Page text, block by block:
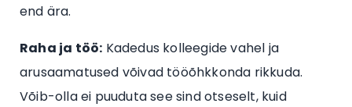
end ära.
Raha ja töö: Kadedus kolleegide vahel ja
arusaamatused võivad tööõhkkonda rikkuda.
Võib-olla ei puuduta see sind otseselt, kuid